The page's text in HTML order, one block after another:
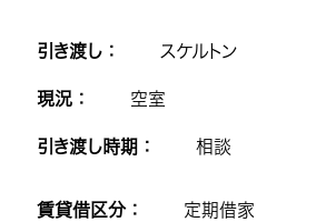
引き渡し ： スケルトン
現況 ： 空室
引き渡し時期 ： 相談
賃貸借区分 ： 定期借家